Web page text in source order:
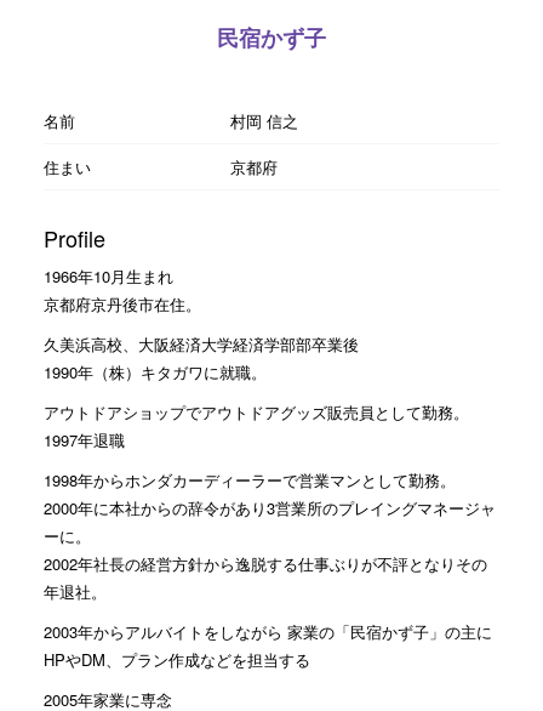
民宿かず子
名前
村岡 信之
住まい
京都府
Profile
1966年10月生まれ
京都府京丹後市在住。
久美浜高校、大阪経済大学経済学部部卒業後
1990年（株）キタガワに就職。
アウトドアショップでアウトドアグッズ販売員として勤務。
1997年退職
1998年からホンダカーディーラーで営業マンとして勤務。
2000年に本社からの辞令があり3営業所のプレイングマネージャ
ーに。
2002年社長の経営方針から逸脱する仕事ぶりが不評となりその
年退社。
2003年からアルバイトをしながら 家業の「民宿かず子」の主に
HPやDM、プラン作成などを担当する
2005年家業に専念